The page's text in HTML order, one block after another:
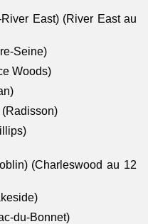
East) (River East au
Seine)
Woods)
(Charleswood au 12
du-Bonnet)